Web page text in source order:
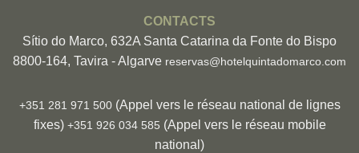
CONTACTS
Sítio do Marco, 632A Santa Catarina da Fonte do Bispo
8800-164, Tavira - Algarve reservas@hotelquintadomarco.com
+351 281 971 500(Appel vers le réseau national de lignes
fixes) +351 926 034 585 (Appel vers le réseau mobile
national)